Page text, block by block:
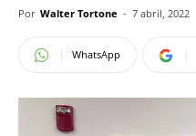
Por Walter Tortone - 7 abril, 2022
WhatsApp